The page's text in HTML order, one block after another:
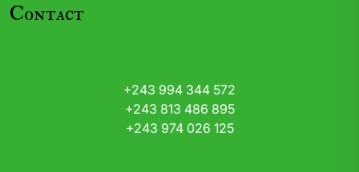
Contact
+243 994 344 572
+243 813 486 895
+243 974 026 125